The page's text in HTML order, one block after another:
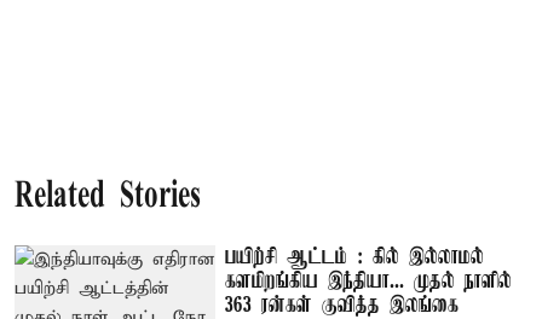
Related Stories
பயிற்சி ஆட்டம் : கில் இல்லாமல்
களமிறங்கிய இந்தியா... முதல் நாளில்
363 ரன்கள் குவித்த இலங்கை